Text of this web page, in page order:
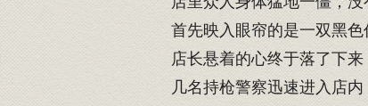
首先映入眼帘的是一双黑色
店长悬着的心终于落了下来
几名持枪警察迅速进入店内